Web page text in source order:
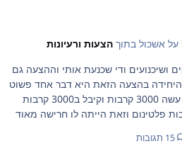
על אשכול בתוך הצעות ורעיונות
ושיכנועים ודי שכנעת אותי וההצעה גם
בהצעה הזאת היא דבר אחד פשוט
שנגיד ומשתמש כלשהו עשה 3000 קרבות וקיבל ב3000 קרבות
פלטינום וזאת הייתה לו חרישה מאוד